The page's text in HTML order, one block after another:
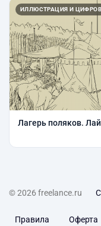
ИЛЛЮСТРАЦИЯ И
Лагерь поляков.
© 2026 freelance.ru
Правила Оферта